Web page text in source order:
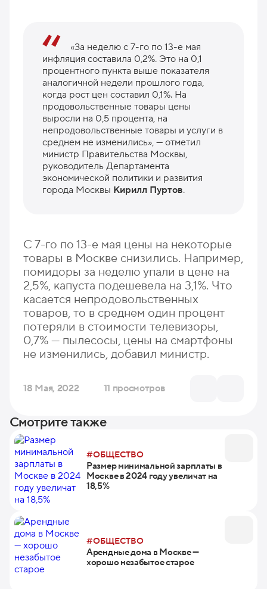
«За неделю с 7-го по 13-е мая
инфляция составила 0,2%. Это на 0,1
процентного пункта выше показателя
аналогичной недели прошлого года,
когда рост цен составил 0,1%. На
продовольственные товары цены
выросли на 0,5 процента, на
непродовольственные товары и услуги в
среднем не изменились», — отметил
министр Правительства Москвы,
руководитель Департамента
экономической политики и развития
города Москвы Кирилл Пуртов.
С 7-го по 13-е мая цены на некоторые
товары в Москве снизились. Например,
помидоры за неделю упали в цене на
2,5%, капуста подешевела на 3,1%. Что
касается непродовольственных
товаров, то в среднем один процент
потеряли в стоимости телевизоры,
0,7% — пылесосы, цены на смартфоны
не изменились, добавил министр.
18 Мая, 2022 11 просмотров
Смотрите также
#ОБЩЕСТВО
Размер минимальной зарплаты в
Москве в 2024 году увеличат на
18,5%
#ОБЩЕСТВО
Арендные дома в Москве —
хорошо незабытое старое